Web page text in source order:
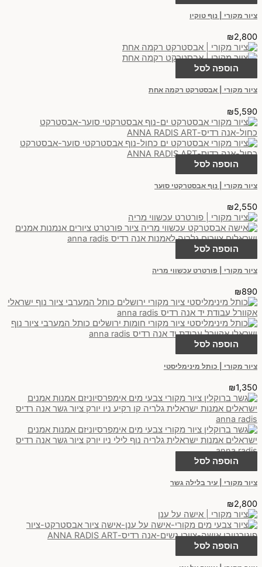
ציור מקורי | נוף טוקיו
₪2,800
הוספה לסל
ציור מקורי | אבסטרקט רקמה אחת
₪5,590
הוספה לסל
ציור מקורי | נוף אבסטרקטי סוער
₪2,550
הוספה לסל
ציור מקורי | פורטרט עכשווי מריה
₪890
הוספה לסל
ציור מקורי | כותל מינימליסטי
₪1,350
הוספה לסל
ציור מקורי | עיר בלילה גשר
₪2,800
הוספה לסל